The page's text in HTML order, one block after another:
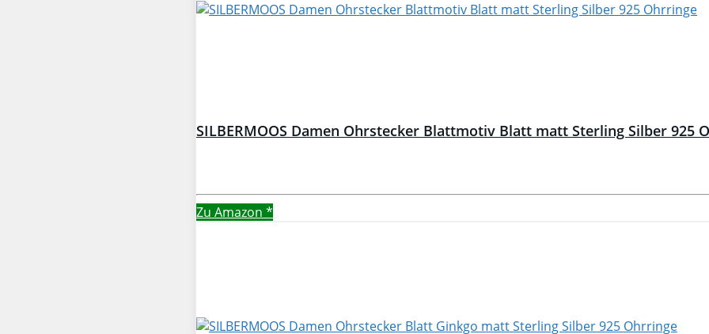
SILBERMOOS Damen Ohrstecker Blattmotiv Blatt matt Sterling Silber 925
Zu Amazon *